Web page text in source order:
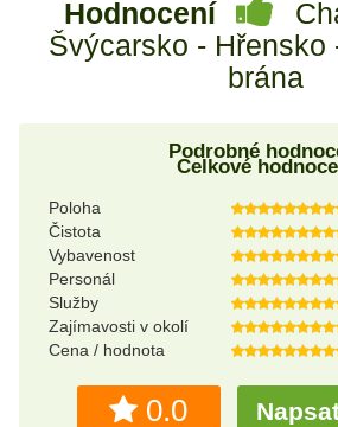
Hodnocení
Švýcarsko - Hřensko
brána
Podrobné
Celkové
Poloha
Čistota
Vybavenost
Personál
Služby
Zajímavosti v okolí
Cena / hodnota
0.0